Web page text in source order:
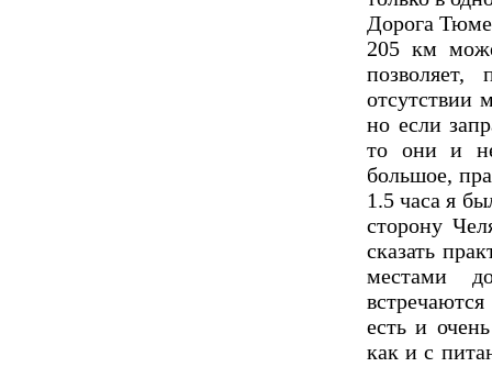
Дорога
205 км
отсутствии
но если
то они и
большое,
1.5 часа я
сторону
сказать
местами
есть и
как и с